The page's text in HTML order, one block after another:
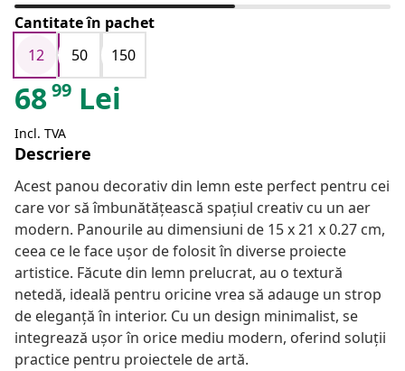
Cantitate în pachet
12
50 150
6899 Lei
Incl. TVA
Descriere
Acest panou decorativ din lemn este perfect pentru cei
care vor să îmbunătățească spațiul creativ cu un aer
modern. Panourile au dimensiuni de 15 x 21 x 0.27 cm,
ceea ce le face ușor de folosit în diverse proiecte
artistice. Făcute din lemn prelucrat, au o textură
netedă, ideală pentru oricine vrea să adauge un strop
de eleganță în interior. Cu un design minimalist, se
integrează ușor în orice mediu modern, oferind soluții
practice pentru proiectele de artă.